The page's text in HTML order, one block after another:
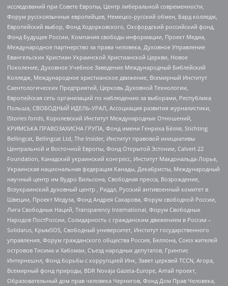
исследований при Совете Европы, Центр либеральной современности,
Форум русскоязычных европейцев, Немецко-русский обмен, Бард колледж,
Европейский выбор, Фонд Ходорковского, Оксфордский российский фонд,
Фонд Будущее России, Компания свободы информации, Проект Медиа,
Международное партнерство за права человека, Духовное Управление
Евангельских Христиан Украинской Христианской Церкви, Новое
Поколение, Духовное Учебное Заведение Международный Библейский
Колледж, Международное христианское движение, Всемирный Институт
Саентологических Предприятий, Церковь Духовной Технологии,
Европейская сеть организаций по наблюдению за выборами, Республика
Польша, СВОБОДНЫЙ ИДЕЛЬ-УРАЛ, Ассоциация развития журналистики,
IStories fonds, Королевский Институт Международных Отношений,
КРИМСЬКА ПРАВОЗАХИСНА ГРУПА, Фонд имени Генриха Бёлля, Stichting
Bellingcat, Bellingcat Ltd, The Insider, Институт правовой инициативы
Центральной и Восточной Европы, Фонд Открытой Эстонии, Calvert 22
Foundation, Канадский украинский конгресс, Институт Макдональда-Лорье,
Украинская национальная федерация Канады, Декабристы, Международный
научный центр им Вудро Вильсона, Свободная пресса, Возрождение,
Всеукраинский духовный центр , Риддл, Русский антивоенный комитет в
Швеции, Проект Медуза, Фонд Андрея Сахарова, Форум свободной России,
Лига Свободных Наций, Transparеncy International, Форум Свободных
Народов ПостРоссии, Солидарность с гражданским движением в России –
Solidarus, КрымSOS, Свободный университет, Институт государственного
управления, Форум гражданского общества Россия, Беллона, Союз жителей
островов Тисима и Хабомаи, Съезд народных депутатов, Гринпис
Интернешнл, Фонд борьбы с коррупцией Инк, Завет церквей TCCN, Агора,
Всемирный фонд природы, BDR Novaja Gazeta-Europe, Алтай проект,
Образовательный дом прав человека Чернигов, Фонд Дом Прав Человека,